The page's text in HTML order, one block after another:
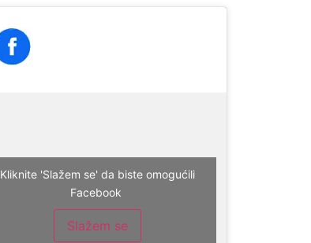
Kliknite 'Slažem se' da biste omogućili
Facebook
Slažem se